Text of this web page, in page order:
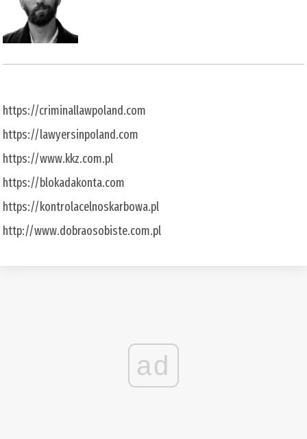
https://criminallawpoland.com
https://lawyersinpoland.com
https://www.kkz.com.pl
https://blokadakonta.com
https://kontrolacelnoskarbowa.pl
http://www.dobraosobiste.com.pl
ad